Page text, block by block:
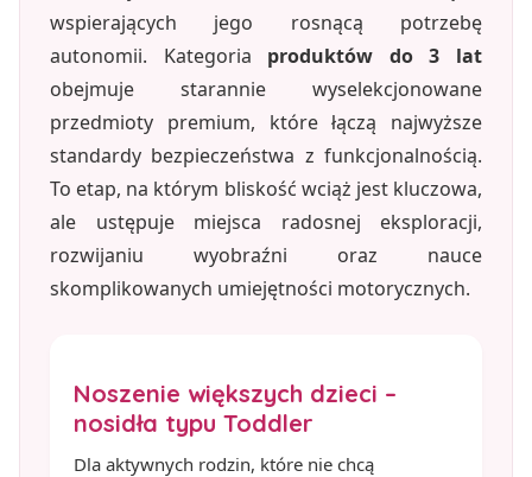
wspierających jego rosnącą potrzebę
autonomii. Kategoria produktów do 3 lat
obejmuje starannie wyselekcjonowane
przedmioty premium, które łączą najwyższe
standardy bezpieczeństwa z funkcjonalnością.
To etap, na którym bliskość wciąż jest kluczowa,
ale ustępuje miejsca radosnej eksploracji,
rozwijaniu wyobraźni oraz nauce
skomplikowanych umiejętności motorycznych.
Noszenie większych dzieci –
nosidła typu Toddler
Dla aktywnych rodzin, które nie chcą